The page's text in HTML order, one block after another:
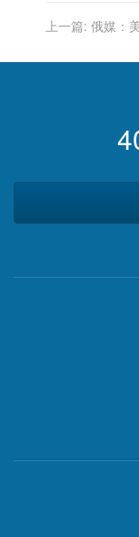
上一篇: 俄媒：
友以共同抗衡中